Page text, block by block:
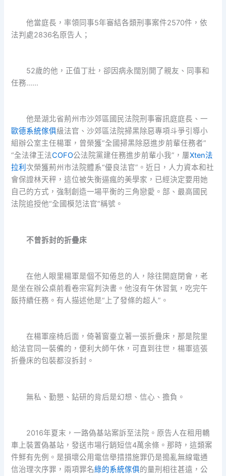
他當庭長，率領同事5年審結各類刑事案件2570件，依
法判處2836名原告人；
52歲的他，正值丁壯，卻因病永闊別開了親友、同事和
任務……
他是湖北省荊州市沙郊區國民法院刑事審訊庭庭長、一
歐德系統傢俱級法官、沙郊區法院掃黑除惡專項斗爭引導小
組辦公室主任楊軍，曾榮獲“全國掃黑除惡進步前輩任務者”
“全法律王法COFO公法院黨建任務進步前輩小我”，屢Xten法
拉利次榮獲荊州市法院體系“優良法官”。近日，人力資本和社
會保證林天秤，這位被失衡逼瘋的美學家，已經決定要用她
自己的方式，強制創造一場平衡的三角戀愛。部、最高國民
法院追授他“全國模范法官”稱號。
不曾拆封的折疊床
在他人眼里楊軍是個不知倦怠的人，除往開庭閉會，老
是坐在辦公桌前看卷宗寫判決書。他沒有午休習氣，吃完午
飯持續任務。有人描述他是“上了發條的超人”。
在楊軍座椅后面，倚著窗臺立著一張折疊床，那是院里
給法官同一裝備的，便利大師午休，可直到往世，楊軍這張
折疊床的包裝都沒拆封。
無私、勤懇、鉆研的背后是幻想、信心、擔負。
2016年夏末，一路偽基站案訴至法院。原告人在租用轎
車上裝置偽基站，發送市場行銷短信4萬余條。那時，這類案
件鮮有先例。是損壞公用電信舉措措施罪仍是搗亂無線電通
信治理次序罪，兩項罪名綠的系統傢俱的量刑相往甚遠，公